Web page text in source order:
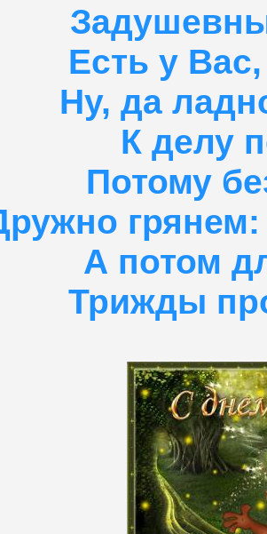
Есть у
Ну, да
К делу
Потому
А потом
Трижды